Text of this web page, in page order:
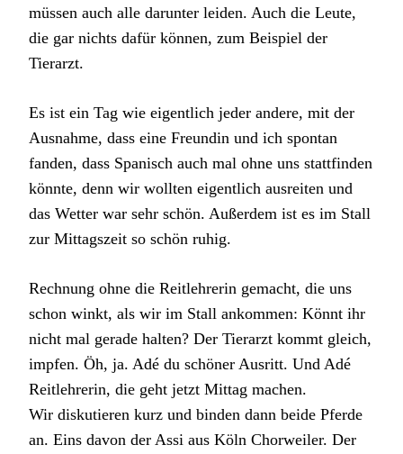
müssen auch alle darunter leiden. Auch die Leute,
die gar nichts dafür können, zum Beispiel der
Tierarzt.
Es ist ein Tag wie eigentlich jeder andere, mit der
Ausnahme, dass eine Freundin und ich spontan
fanden, dass Spanisch auch mal ohne uns stattfinden
könnte, denn wir wollten eigentlich ausreiten und
das Wetter war sehr schön. Außerdem ist es im Stall
zur Mittagszeit so schön ruhig.
Rechnung ohne die Reitlehrerin gemacht, die uns
schon winkt, als wir im Stall ankommen: Könnt ihr
nicht mal gerade halten? Der Tierarzt kommt gleich,
impfen. Öh, ja. Adé du schöner Ausritt. Und Adé
Reitlehrerin, die geht jetzt Mittag machen.
Wir diskutieren kurz und binden dann beide Pferde
an. Eins davon der Assi aus Köln Chorweiler. Der